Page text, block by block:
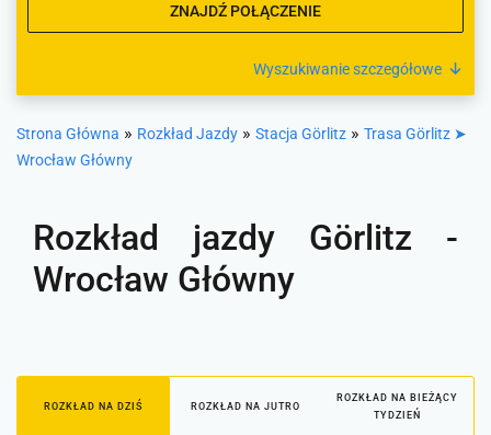
ZNAJDŹ POŁĄCZENIE
Wyszukiwanie szczegółowe
Strona Główna » Rozkład Jazdy » Stacja Görlitz » Trasa Görlitz ➤
Wrocław Główny
Rozkład jazdy Görlitz -
Wrocław Główny
ROZKŁAD NA DZIŚ ROZKŁAD NA JUTRO
ROZKŁAD NA BIEŻĄCY
TYDZIEŃ